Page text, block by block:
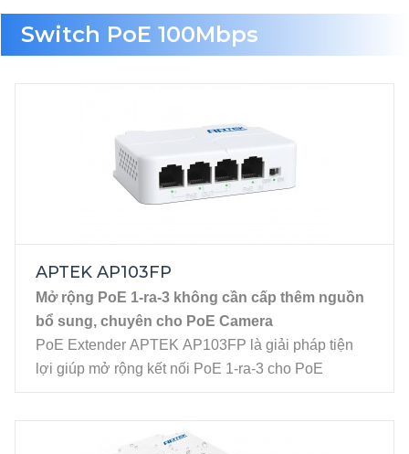
Switch PoE 100Mbps
APTEK AP103FP
Mở rộng PoE 1-ra-3 không cần cấp thêm nguồn
bổ sung, chuyên cho PoE Camera
PoE Extender APTEK AP103FP là giải pháp tiện
lợi giúp mở rộng kết nối PoE 1-ra-3 cho PoE
trực tiếp từ Switch PoE và cấp lại cho 3 PoE